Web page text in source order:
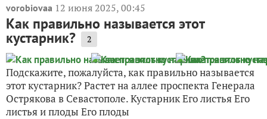
vorobiovaa 12 июня 2025, 00:45
Как правильно называется этот
кустарник? 2
Подскажите, пожалуйста, как правильно называется
этот кустарник? Растет на аллее проспекта Генерала
Острякова в Севастополе. Кустарник Его листья Его
листья и плоды Его плоды